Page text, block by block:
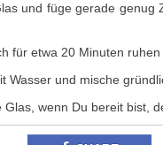
und füge gerade genug
für etwa 20 Minuten
Wasser und mische
Glas, wenn Du bereit bist,